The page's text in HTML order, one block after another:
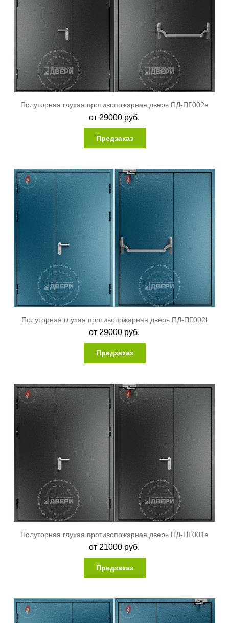
Полуторная глухая противопожарная дверь ПД-ПГ002e
от 29000 руб.
Предзаказ
Полуторная глухая противопожарная дверь ПД-ПГ002l
от 29000 руб.
Предзаказ
Полуторная глухая противопожарная дверь ПД-ПГ001e
от 21000 руб.
Предзаказ